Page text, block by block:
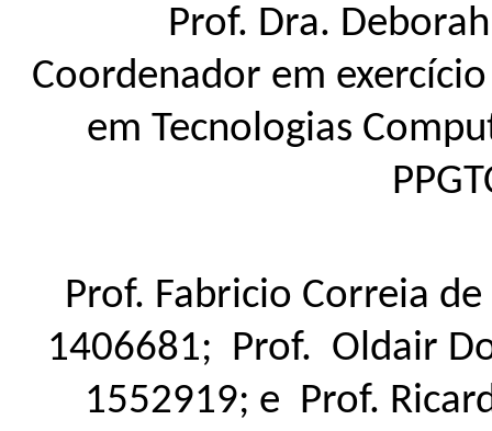
Prof. Dra.
Coordenador em
em Tecnologias
Prof. Fabricio Correia
1406681; Prof. Oldair
1552919; e Prof.